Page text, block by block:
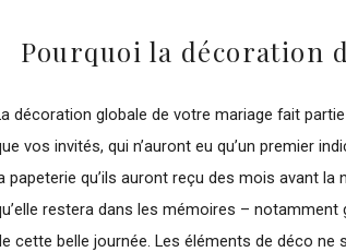
Pourquoi la décoration
décoration globale de votre mariage fait
vos invités, qui n’auront eu qu’un premier
papeterie qu’ils auront reçu des mois avant
restera dans les mémoires –
cette belle journée. Les éléments de déco ne